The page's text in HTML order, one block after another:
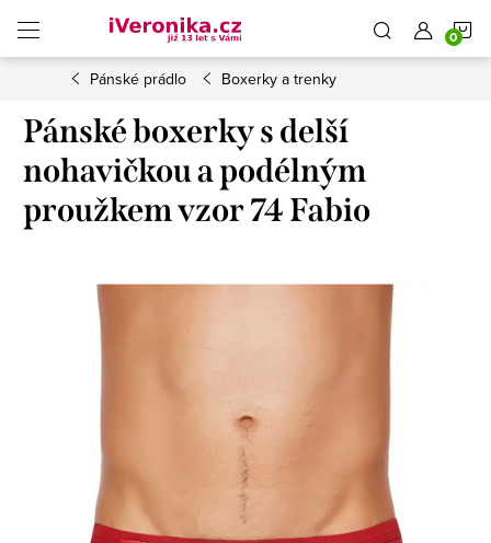
obsah
Pánské prádlo Boxerky a trenky
Pánské boxerky s delší
nohavičkou a podélným
proužkem vzor 74 Fabio